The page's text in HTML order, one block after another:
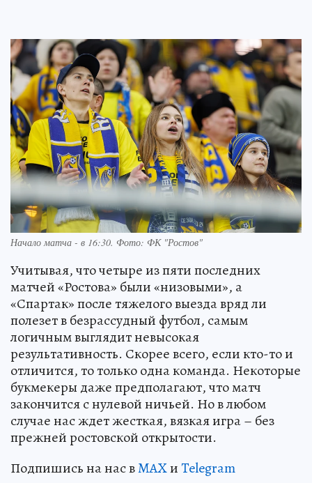
Начало матча - в 16:30. Фото: ФК "Ростов"
Учитывая, что четыре из пяти последних
матчей «Ростова» были «низовыми», а
«Спартак» после тяжелого выезда вряд ли
полезет в безрассудный футбол, самым
логичным выглядит невысокая
результативность. Скорее всего, если кто-то и
отличится, то только одна команда. Некоторые
букмекеры даже предполагают, что матч
закончится с нулевой ничьей. Но в любом
случае нас ждет жесткая, вязкая игра – без
прежней ростовской открытости.
Подпишись на нас вMAXиTelegram